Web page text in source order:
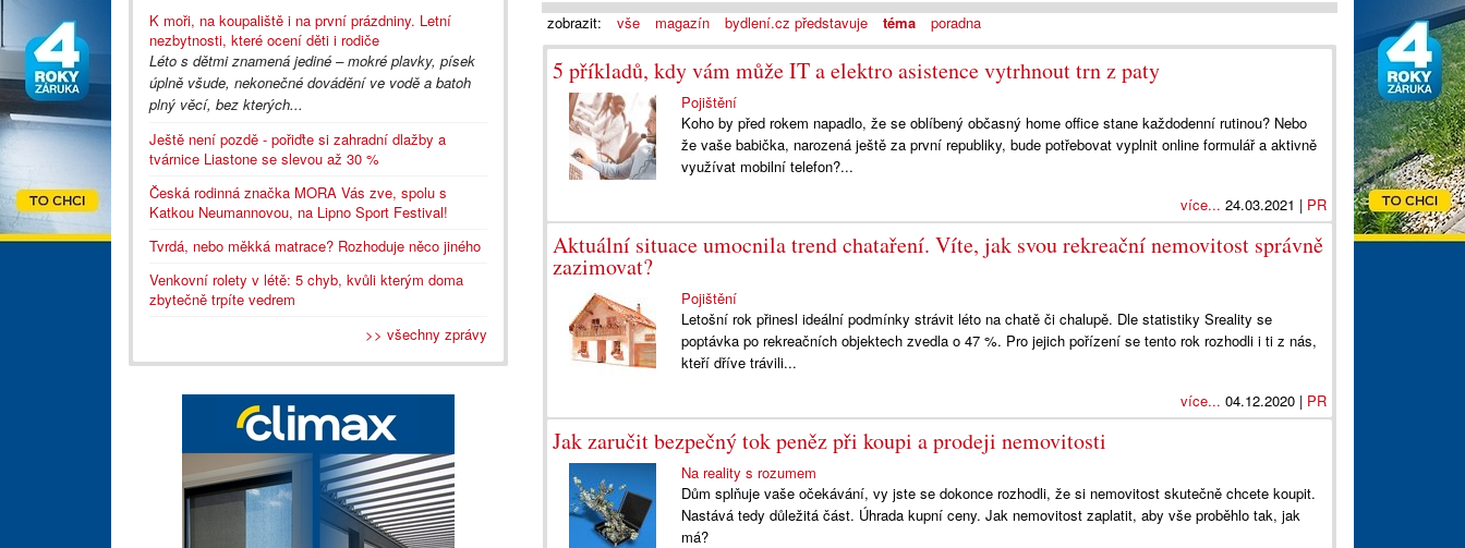
zobrazit: vše magazín bydlení.cz představuje téma poradna
5 příkladů, kdy vám může IT a elektro asistence vytrhnout trn z paty
Pojištění
Koho by před rokem napadlo, že se oblíbený občasný home office stane každodenní rutinou? Nebo
že vaše babička, narozená ještě za první republiky, bude potřebovat vyplnit online formulář a aktivně
využívat mobilní telefon?...
více... 24.03.2021 | PR
Aktuální situace umocnila trend chataření. Víte, jak svou rekreační nemovitost správně
zazimovat?
Pojištění
Letošní rok přinesl ideální podmínky strávit léto na chatě či chalupě. Dle statistiky Sreality se
poptávka po rekreačních objektech zvedla o 47 %. Pro jejich pořízení se tento rok rozhodli i ti z nás,
kteří dříve trávili...
více... 04.12.2020 | PR
Jak zaručit bezpečný tok peněz při koupi a prodeji nemovitosti
Na reality s rozumem
Dům splňuje vaše očekávání, vy jste se dokonce rozhodli, že si nemovitost skutečně chcete koupit.
Nastává tedy důležitá část. Úhrada kupní ceny. Jak nemovitost zaplatit, aby vše proběhlo tak, jak
má?
K moři, na koupaliště i na první prázdniny. Letní
nezbytnosti, které ocení děti i rodiče
Léto s dětmi znamená jediné – mokré plavky, písek
úplně všude, nekonečné dovádění ve vodě a batoh
plný věcí, bez kterých...
Ještě není pozdě - pořiďte si zahradní dlažby a
tvárnice Liastone se slevou až 30 %
Česká rodinná značka MORA Vás zve, spolu s
Katkou Neumannovou, na Lipno Sport Festival!
Tvrdá, nebo měkká matrace? Rozhoduje něco jiného
Venkovní rolety v létě: 5 chyb, kvůli kterým doma
zbytečně trpíte vedrem
>> všechny zprávy